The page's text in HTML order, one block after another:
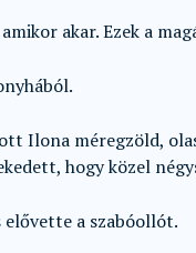
akar. Ezek a
Ilona méregzöld,
hogy közel
elővette a szabóollót.